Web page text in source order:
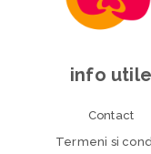
info utile
Contact
Termeni si